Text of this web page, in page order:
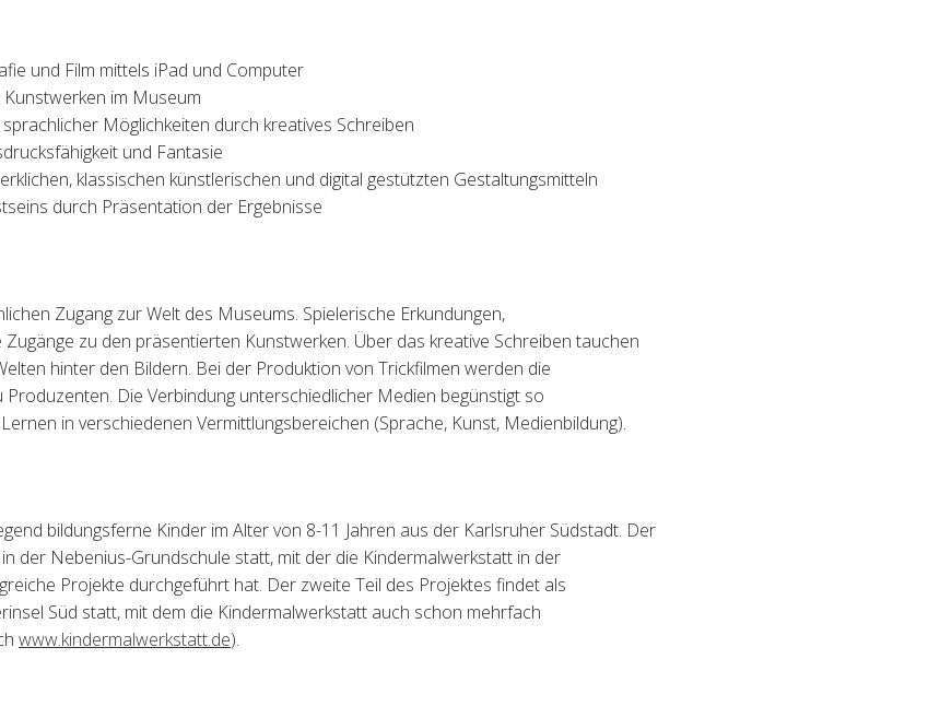
und Film mittels iPad und Computer
im Museum
Möglichkeiten durch kreatives Schreiben
und Fantasie
klassischen künstlerischen und digital gestützten Gestaltungsmitteln
durch Präsentation der Ergebnisse
Zugang zur Welt des Museums. Spielerische Erkundungen,
zu den präsentierten Kunstwerken. Über das kreative Schreiben tauchen
hinter den Bildern. Bei der Produktion von Trickfilmen werden die
Produzenten. Die Verbindung unterschiedlicher Medien begünstigt so
in verschiedenen Vermittlungsbereichen (Sprache, Kunst, Medienbildung).
bildungsferne Kinder im Alter von 8-11 Jahren aus der Karlsruher Südstadt. Der
der Nebenius-Grundschule statt, mit der die Kindermalwerkstatt in der
Projekte durchgeführt hat. Der zweite Teil des Projektes findet als
Süd statt, mit dem die Kindermalwerkstatt auch schon mehrfach
www.kindermalwerkstatt.de).